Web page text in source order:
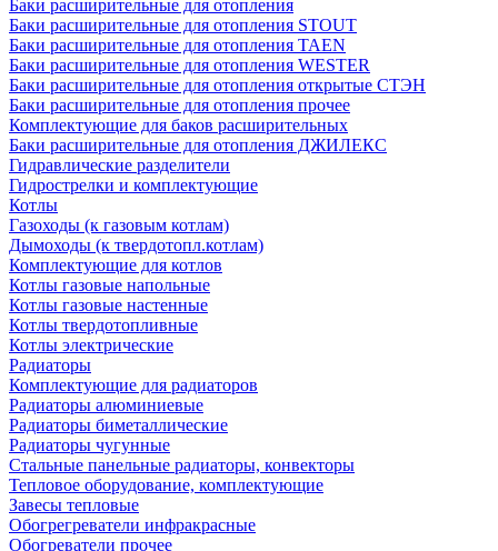
Баки расширительные для отопления
Баки расширительные для отопления STOUT
Баки расширительные для отопления TAEN
Баки расширительные для отопления WESTER
Баки расширительные для отопления открытые СТЭН
Баки расширительные для отопления прочее
Комплектующие для баков расширительных
Баки расширительные для отопления ДЖИЛЕКС
Гидравлические разделители
Гидрострелки и комплектующие
Котлы
Газоходы (к газовым котлам)
Дымоходы (к твердотопл.котлам)
Комплектующие для котлов
Котлы газовые напольные
Котлы газовые настенные
Котлы твердотопливные
Котлы электрические
Радиаторы
Комплектующие для радиаторов
Радиаторы алюминиевые
Радиаторы биметаллические
Радиаторы чугунные
Стальные панельные радиаторы, конвекторы
Тепловое оборудование, комплектующие
Завесы тепловые
Обогрегреватели инфракрасные
Обогреватели прочее